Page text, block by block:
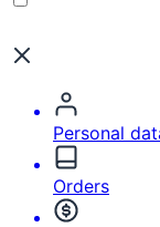
Personal
Orders